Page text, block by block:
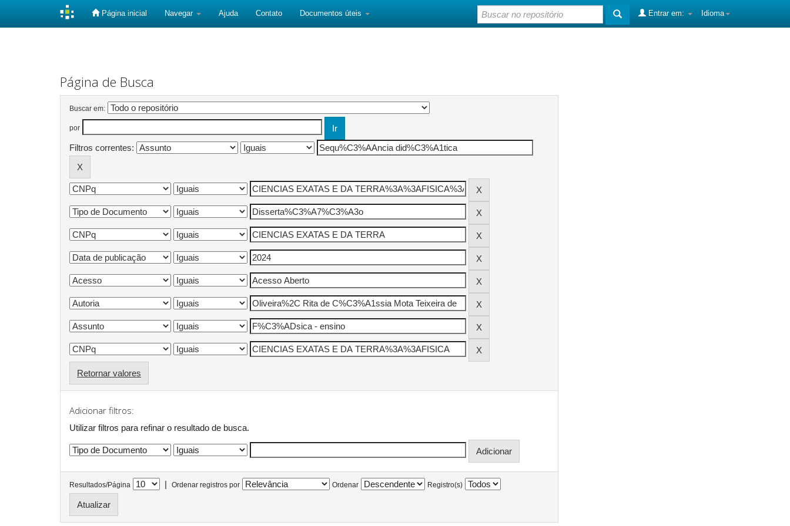
Página inicial Navegar Ajuda Contato Documentos úteis Idioma
Entrar em:
Página de Busca
Buscar em:
por
Filtros correntes:
Retornar valores
Adicionar filtros:
Utilizar filtros para refinar o resultado de busca.
Resultados/Página | Ordenar registros por Ordenar Registro(s)